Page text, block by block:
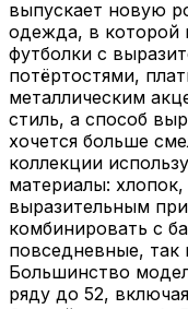
выпускает новую
одежда, в которой
футболки с
потёртостями,
металлическим
стиль, а способ
хочется больше
коллекции
материалы:
выразительным
комбинировать с
повседневные, так
Большинство
ряду до 52,